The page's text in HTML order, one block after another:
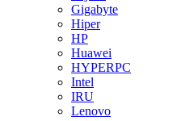
Gigabyte
Hiper
HP
Huawei
HYPERPC
Intel
IRU
Lenovo